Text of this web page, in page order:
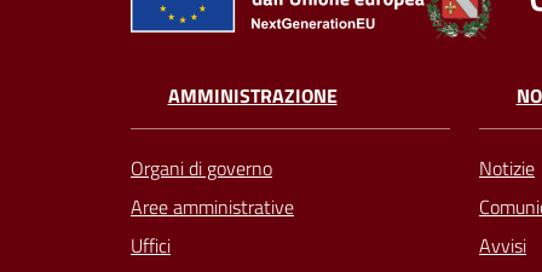
AMMINISTRAZIONE
Organi di governo
Aree amministrative
Uffici
Notizie
Avvisi